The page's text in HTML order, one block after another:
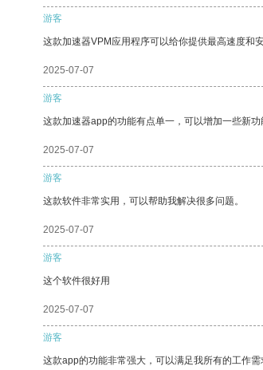
游客
这款加速器VPM应用程序可以给你提供最高速度和
2025-07-07
游客
这款加速器app的功能有点单一，可以增加一些新功
2025-07-07
游客
这款软件非常实用，可以帮助我解决很多问题。
2025-07-07
游客
这个软件很好用
2025-07-07
游客
这款app的功能非常强大，可以满足我所有的工作